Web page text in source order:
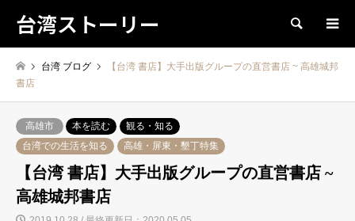
台湾ストーリー 検索
台湾 ブログ
【台湾 書店】大手出版グループの直営書店 ~ 高雄城邦
書店
高雄市 本を読む
観る・知る
台湾での生活を知る
高雄・屏東・墾丁特集
【台湾 書店】大手出版グループの直営書店 ~
高雄城邦書店